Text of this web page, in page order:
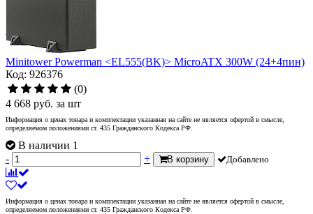
Minitower Powerman <EL555(BK)> MicroATX 300W (24+4пин)
Код: 926376
(0)
4 668 руб. за шт
Информация о ценах товара и комплектации указанная на сайте не является офертой в смысле,
определяемом положениями ст. 435 Гражданского Кодекса РФ.
В наличии 1
-
+ В корзину Добавлено
Информация о ценах товара и комплектации указанная на сайте не является офертой в смысле,
определяемом положениями ст. 435 Гражданского Кодекса РФ.